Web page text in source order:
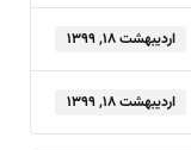
اردیبهشت ۱۸, ۱۳۹۹
اردیبهشت ۱۸, ۱۳۹۹